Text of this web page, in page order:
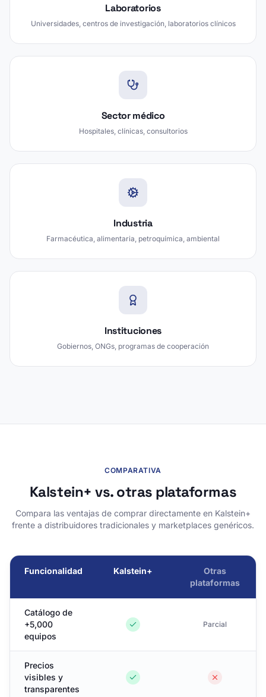
Laboratorios
Universidades, centros de investigación, laboratorios clínicos
Sector médico
Hospitales, clínicas, consultorios
Industria
Farmacéutica, alimentaria, petroquímica, ambiental
Instituciones
Gobiernos, ONGs, programas de cooperación
COMPARATIVA
Kalstein+ vs. otras plataformas
Compara las ventajas de comprar directamente en Kalstein+
frente a distribuidores tradicionales y marketplaces genéricos.
Funcionalidad Kalstein+
Otras
plataformas
Catálogo de
+5,000
equipos
Parcial
Precios
visibles y
transparentes